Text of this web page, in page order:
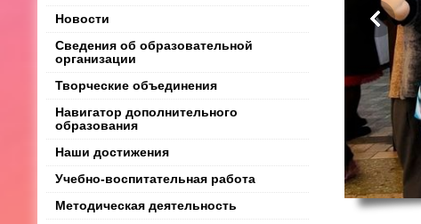
Новости
Сведения об образовательной
организации
Творческие объединения
Навигатор дополнительного
образования
Наши достижения
Учебно-воспитательная работа
Методическая деятельность